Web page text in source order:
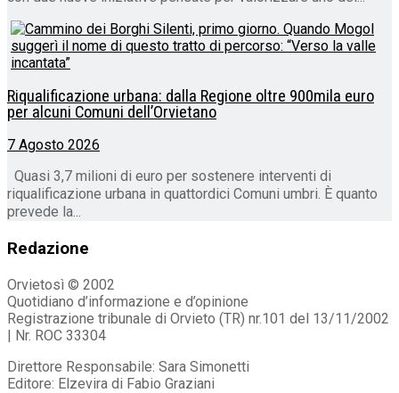
Riqualificazione urbana: dalla Regione oltre 900mila euro
per alcuni Comuni dell’Orvietano
7 Agosto 2026
Quasi 3,7 milioni di euro per sostenere interventi di
riqualificazione urbana in quattordici Comuni umbri. È quanto
prevede la...
Redazione
Orvietosì © 2002
Quotidiano d’informazione e d’opinione
Registrazione tribunale di Orvieto (TR) nr.101 del 13/11/2002
| Nr. ROC 33304
Direttore Responsabile: Sara Simonetti
Editore: Elzevira di Fabio Graziani